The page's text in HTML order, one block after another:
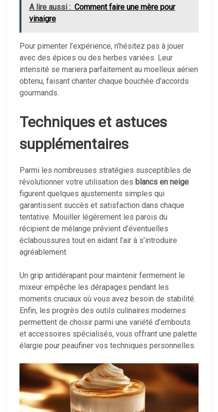
A lire aussi : Comment faire une mère pour
vinaigre
Pour pimenter l’expérience, n’hésitez pas à jouer
avec des épices ou des herbes variées. Leur
intensité se mariera parfaitement au moelleux aérien
obtenu, faisant chanter chaque bouchée d’accords
gourmands.
Techniques et astuces
supplémentaires
Parmi les nombreuses stratégies susceptibles de
révolutionner votre utilisation des blancs en neige
figurent quelques ajustements simples qui
garantissent succès et satisfaction dans chaque
tentative. Mouiller légèrement les parois du
récipient de mélange prévient d’éventuelles
éclaboussures tout en aidant l’air à s’introduire
agréablement.
Un grip antidérapant pour maintenir fermement le
mixeur empêche les dérapages pendant les
moments cruciaux où vous avez besoin de stabilité.
Enfin, les progrès des outils culinaires modernes
permettent de choisir parmi une variété d’embouts
et accessoires spécialisés, vous offrant une palette
élargie pour peaufiner vos techniques personnelles.